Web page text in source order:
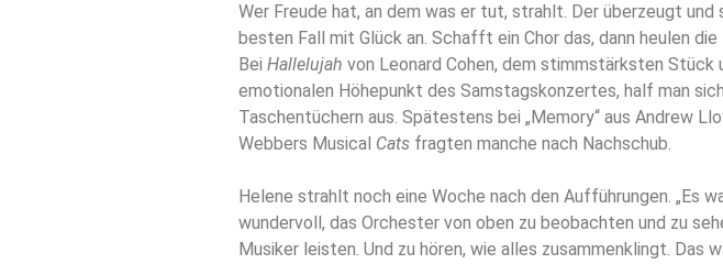
Wer Freude hat, an dem was er tut, strahlt. Der überzeugt
besten Fall mit Glück an. Schafft ein Chor das, dann heulen die
Bei Hallelujah von Leonard Cohen, dem stimmstärksten Stück
emotionalen Höhepunkt des Samstagskonzertes, half man
Taschentüchern aus. Spätestens bei „Memory“ aus Andrew
Webbers Musical Cats fragten manche nach Nachschub.
Helene strahlt noch eine Woche nach den Aufführungen. „Es
wundervoll, das Orchester von oben zu beobachten und zu
Musiker leisten. Und zu hören, wie alles zusammenklingt. Das